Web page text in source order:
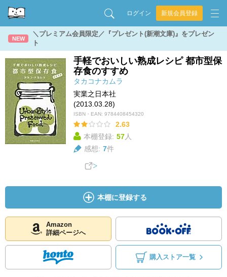
ログイン 新規会員登録
NEW
＼プレミアム会員限定／『プレゼント(新潮文庫)』をプレゼン
ト
手軽でおいしい熟成レシピ 都市型保
存食のすすめ
タカコナカムラ
実業之日本社
(2013.03.28)
ISBN・EAN: 9784408454320
2.63
本棚登録: 57人
感想: 7件
本棚に登録する
Amazon
詳細ページへ
購入ストア一覧